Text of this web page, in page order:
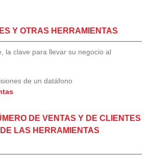
Y OTRAS HERRAMIENTAS
la clave para llevar su negocio al
de un datáfono
DE VENTAS Y DE CLIENTES
LAS HERRAMIENTAS